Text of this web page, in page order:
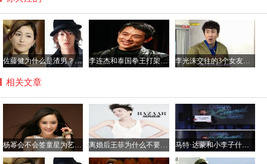
佐藤健为什么是渣男？佐藤健叫砂糖的原因由来 李连杰和泰国拳王打架视频，泰拳实战能力厉害吗？ 李光洙交往的3个女友都有谁？李光洙最好看的电视名单
相关文章
杨幂会不会签童星为艺人？杨幂工作室旗下艺人名单 离婚后王菲为什么不要李嫣？王菲喝酒导致李嫣兔唇真相 马特·达蒙和小李子什么关系？马特达蒙和鸡毛的矛盾揭秘